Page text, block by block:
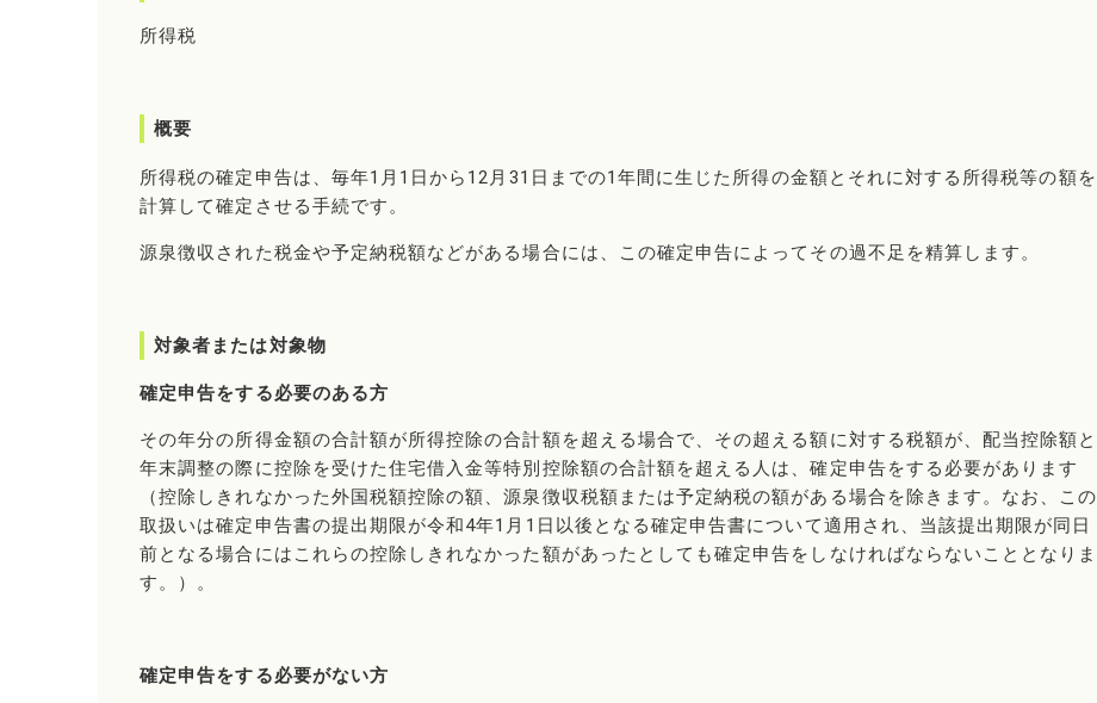
所得税
概要
所得税の確定申告は、毎年1月1日から12月31日までの1年間に生じた所得の金額とそれに対する所得税等の額を
計算して確定させる手続です。
源泉徴収された税金や予定納税額などがある場合には、この確定申告によってその過不足を精算します。
対象者または対象物
確定申告をする必要のある方
その年分の所得金額の合計額が所得控除の合計額を超える場合で、その超える額に対する税額が、配当控除額と
年末調整の際に控除を受けた住宅借入金等特別控除額の合計額を超える人は、確定申告をする必要があります
（控除しきれなかった外国税額控除の額、源泉徴収税額または予定納税の額がある場合を除きます。なお、この
取扱いは確定申告書の提出期限が令和4年1月1日以後となる確定申告書について適用され、当該提出期限が同日
前となる場合にはこれらの控除しきれなかった額があったとしても確定申告をしなければならないこととなりま
す。）。
確定申告をする必要がない方